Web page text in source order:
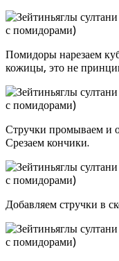
Помидоры нарезаем
кожицы, это не
Стручки промываем и
Срезаем кончики.
Добавляем стручки в